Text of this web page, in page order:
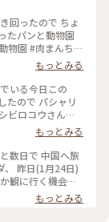
回ったので ちょ
たパンと動物園
んちゃ
もっとみる
いる今日この
たので パシャリ
ビロコウさんを
ウットリしなが
・ #上野動物園
もっとみる
数日で 中国へ旅
、 昨日(1月24日)
観に行く機会が
りましたね💕 体
✨✨ レイレイ、
もっとみる